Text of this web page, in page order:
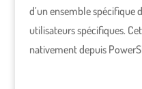
d’un ensemble spécifique
utilisateurs spécifiques.
nativement depuis